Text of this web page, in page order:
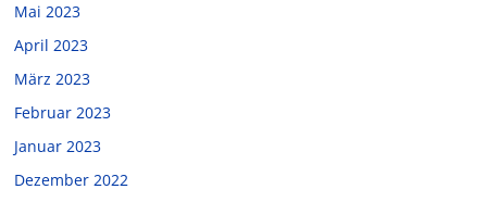
Mai 2023
April 2023
März 2023
Februar 2023
Januar 2023
Dezember 2022